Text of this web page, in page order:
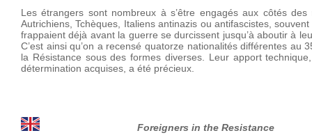
Les étrangers sont nombreux à s’être engagés aux côtés
Autrichiens, Tchèques, Italiens antinazis ou antifascistes,
frappaient déjà avant la guerre se durcissent jusqu’à aboutir à
C’est ainsi qu’on a recensé quatorze nationalités différentes
la Résistance sous des formes diverses. Leur apport
détermination acquises, a été précieux.
Foreigners in the Resistance